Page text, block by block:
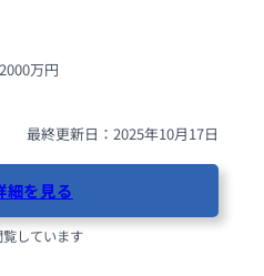
2000万円
最終更新日：2025年10月17日
細を見る
しています